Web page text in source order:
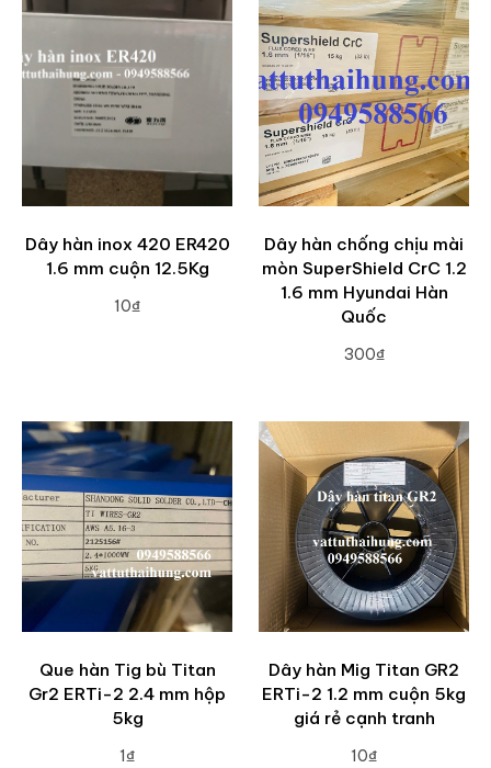
Dây hàn inox 420 ER420
1.6 mm cuộn 12.5Kg
10₫
Dây hàn chống chịu mài
mòn SuperShield CrC 1.2
1.6 mm Hyundai Hàn
Quốc
300₫
Que hàn Tig bù Titan
Gr2 ERTi-2 2.4 mm hộp
5kg
1₫
Dây hàn Mig Titan GR2
ERTi-2 1.2 mm cuộn 5kg
giá rẻ cạnh tranh
10₫